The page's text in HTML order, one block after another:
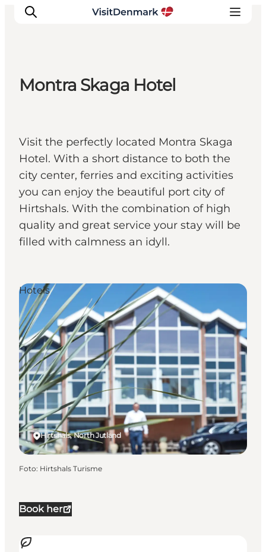
Cosa fare
Dove dormire
Pianifica il viaggio
Montra Skaga Hotel
Visit the perfectly located Montra Skaga
Hotel. With a short distance to both the
city center, ferries and exciting activities
you can enjoy the beautiful port city of
Hirtshals. With the combination of high
quality and great service your stay will be
filled with calmness an idyll.
Book her
Hirtshals, North Jutland
Hotels
Foto: Hirtshals Turisme